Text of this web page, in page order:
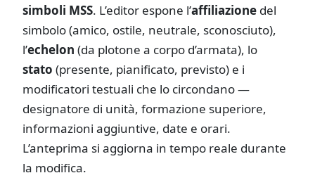
simboli MSS. L’editor espone l’affiliazione del
simbolo (amico, ostile, neutrale, sconosciuto),
l’echelon (da plotone a corpo d’armata), lo
stato (presente, pianificato, previsto) e i
modificatori testuali che lo circondano —
designatore di unità, formazione superiore,
informazioni aggiuntive, date e orari.
L’anteprima si aggiorna in tempo reale durante
la modifica.